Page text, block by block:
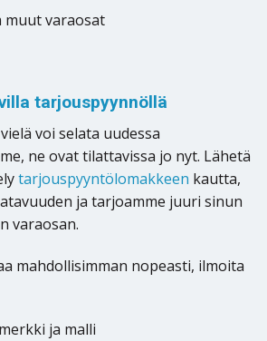
muut varaosat
tarjouspyynnöllä
voi selata uudessa
ne ovat tilattavissa jo nyt. Lähetä
tarjouspyyntölomakkeen kautta,
ja tarjoamme juuri sinun
varaosan.
mahdollisimman nopeasti, ilmoita
ja malli